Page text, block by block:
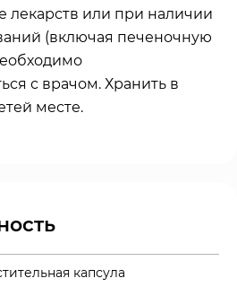
лекарств или при наличии
(включая печеночную
с врачом. Хранить в
месте.
капсула